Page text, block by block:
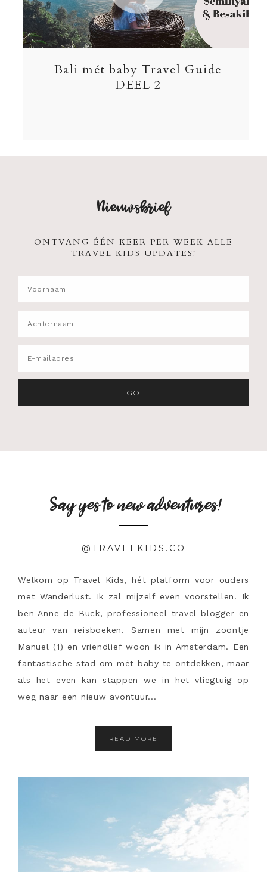
Bali mét baby Travel Guide
DEEL 2
Nieuwsbrief
ONTVANG ÉÉN KEER PER WEEK ALLE
TRAVEL KIDS UPDATES!
Say yes to new adventures!
@TRAVELKIDS.CO
Welkom op Travel Kids, hét platform voor ouders
met Wanderlust. Ik zal mijzelf even voorstellen! Ik
ben Anne de Buck, professioneel travel blogger en
auteur van reisboeken. Samen met mijn zoontje
Manuel (1) en vriendlief woon ik in Amsterdam. Een
fantastische stad om mét baby te ontdekken, maar
als het even kan stappen we in het vliegtuig op
weg naar een nieuw avontuur...
READ MORE